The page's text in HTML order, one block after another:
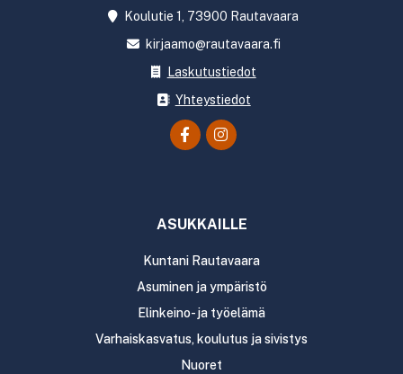
Koulutie 1, 73900 Rautavaara
kirjaamo@rautavaara.fi
Laskutustiedot
Yhteystiedot
ASUKKAILLE
Kuntani Rautavaara
Asuminen ja ympäristö
Elinkeino- ja työelämä
Varhaiskasvatus, koulutus ja sivistys
Nuoret